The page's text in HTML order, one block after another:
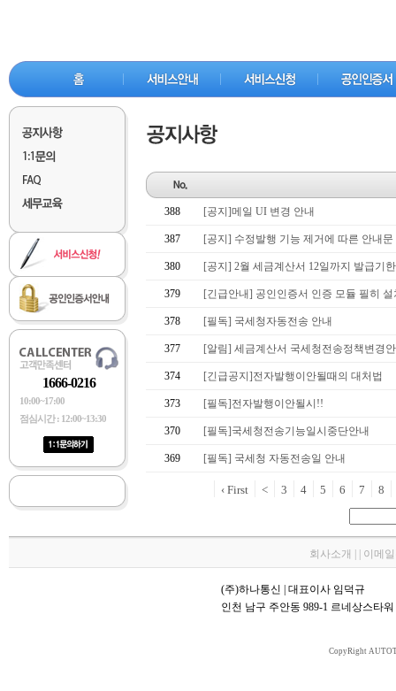
1666-0216
10:00~17:00
점심시간 : 12:00~13:30
388 [공지]메일 UI 변경 안내
387 [공지] 수정발행 기능 제거에 따른 안내문
380 [공지] 2월 세금계산서 12일까지 발급기
379 [긴급안내] 공인인증서 인증 모듈 필히
378 [필독] 국세청자동전송 안내
377 [알림] 세금계산서 국세청전송정책변경
374 [긴급공지]전자발행이안될때의 대처법
373 [필독]전자발행이안될시!!
370 [필독]국세청전송기능일시중단안내
369 [필독] 국세청 자동전송일 안내
‹ First < 3 4 5 6 7 8
회사소개 | | 이메
(주)하나통신 | 대표이사 임덕규
인천 남구 주안동 989-1 르네상스타
CopyRight